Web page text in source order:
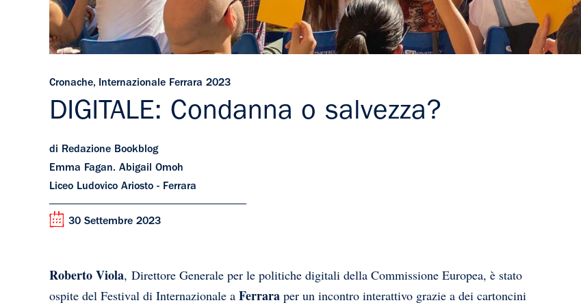
Cronache, Internazionale Ferrara 2023
DIGITALE: Condanna o salvezza?
di Redazione Bookblog
Emma Fagan. Abigail Omoh
Liceo Ludovico Ariosto - Ferrara
30 Settembre 2023
Roberto Viola, Direttore Generale per le politiche digitali della Commissione Europea, è stato
ospite del Festival di Internazionale a Ferrara per un incontro interattivo grazie a dei cartoncini